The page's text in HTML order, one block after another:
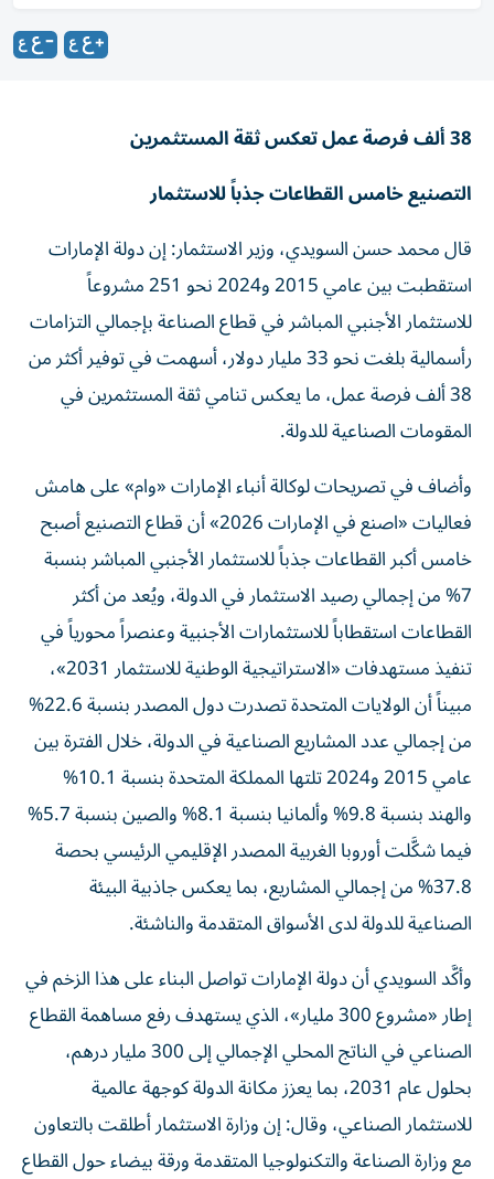
38 ألف فرصة عمل تعكس ثقة المستثمرين
التصنيع خامس القطاعات جذباً للاستثمار
قال محمد حسن السويدي، وزير الاستثمار: إن دولة الإمارات
استقطبت بين عامي 2015 و2024 نحو 251 مشروعاً
للاستثمار الأجنبي المباشر في قطاع الصناعة بإجمالي التزامات
رأسمالية بلغت نحو 33 مليار دولار، أسهمت في توفير أكثر من
38 ألف فرصة عمل، ما يعكس تنامي ثقة المستثمرين في
المقومات الصناعية للدولة.
وأضاف في تصريحات لوكالة أنباء الإمارات «وام» على هامش
فعاليات «اصنع في الإمارات 2026» أن قطاع التصنيع أصبح
خامس أكبر القطاعات جذباً للاستثمار الأجنبي المباشر بنسبة
7% من إجمالي رصيد الاستثمار في الدولة، ويُعد من أكثر
القطاعات استقطاباً للاستثمارات الأجنبية وعنصراً محورياً في
تنفيذ مستهدفات «الاستراتيجية الوطنية للاستثمار 2031»،
مبيناً أن الولايات المتحدة تصدرت دول المصدر بنسبة 22.6%
من إجمالي عدد المشاريع الصناعية في الدولة، خلال الفترة بين
عامي 2015 و2024 تلتها المملكة المتحدة بنسبة 10.1%
والهند بنسبة 9.8% وألمانيا بنسبة 8.1% والصين بنسبة 5.7%
فيما شكَّلت أوروبا الغربية المصدر الإقليمي الرئيسي بحصة
37.8% من إجمالي المشاريع، بما يعكس جاذبية البيئة
الصناعية للدولة لدى الأسواق المتقدمة والناشئة.
وأكَّد السويدي أن دولة الإمارات تواصل البناء على هذا الزخم في
إطار «مشروع 300 مليار»، الذي يستهدف رفع مساهمة القطاع
الصناعي في الناتج المحلي الإجمالي إلى 300 مليار درهم،
بحلول عام 2031، بما يعزز مكانة الدولة كوجهة عالمية
للاستثمار الصناعي، وقال: إن وزارة الاستثمار أطلقت بالتعاون
مع وزارة الصناعة والتكنولوجيا المتقدمة ورقة بيضاء حول القطاع